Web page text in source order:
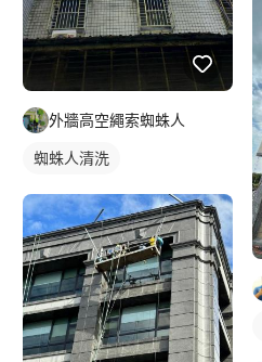
外牆高空繩索蜘蛛人
蜘蛛人清洗